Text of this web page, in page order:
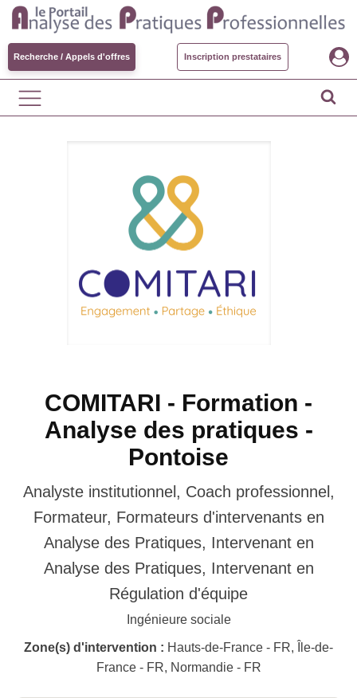
Recherche / Appels d'offres Inscription prestataires
COMITARI - Formation -
Analyse des pratiques -
Pontoise
Analyste institutionnel, Coach professionnel,
Formateur, Formateurs d'intervenants en
Analyse des Pratiques, Intervenant en
Analyse des Pratiques, Intervenant en
Régulation d'équipe
Ingénieure sociale
Zone(s) d'intervention : Hauts-de-France - FR, Île-de-
France - FR, Normandie - FR